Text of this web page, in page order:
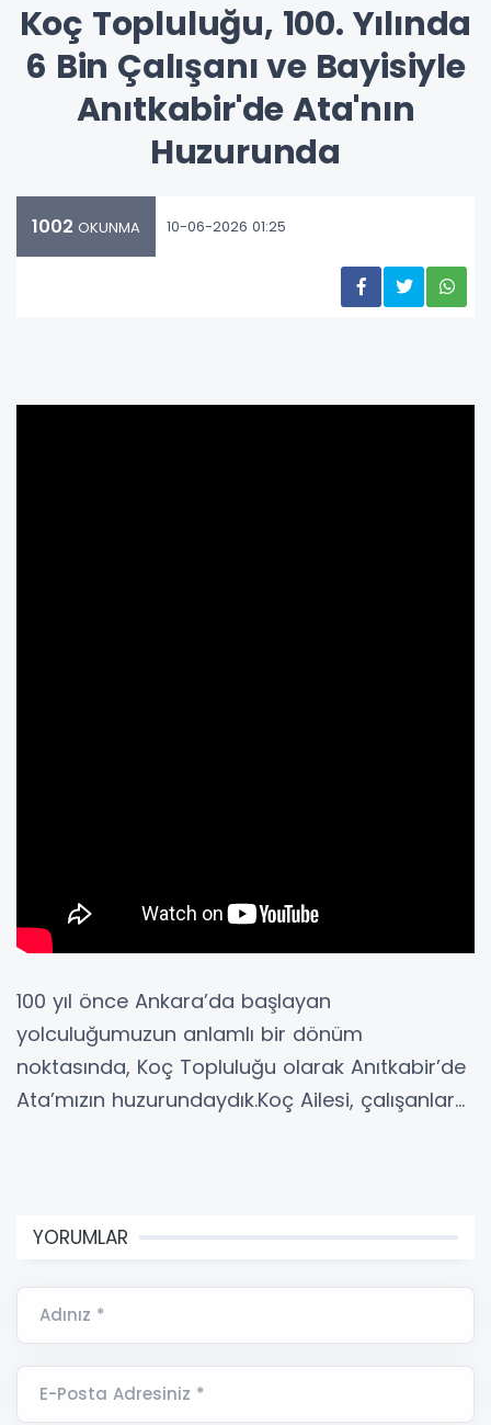
Koç Topluluğu, 100. Yılında
6 Bin Çalışanı ve Bayisiyle
Anıtkabir'de Ata'nın
Huzurunda
1002 OKUNMA 10-06-2026 01:25
100 yıl önce Ankara’da başlayan
yolculuğumuzun anlamlı bir dönüm
noktasında, Koç Topluluğu olarak Anıtkabir’de
Ata’mızın huzurundaydık.Koç Ailesi, çalışanlar...
YORUMLAR
Adınız *
E-Posta Adresiniz *